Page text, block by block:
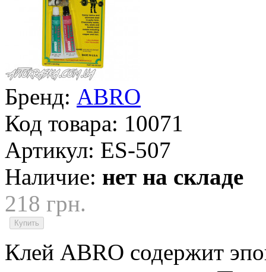
Бренд: ABRO
Код товара: 10071
Артикул: ES-507
Наличие: нет на складе
218 грн.
Клей ABRO содержит